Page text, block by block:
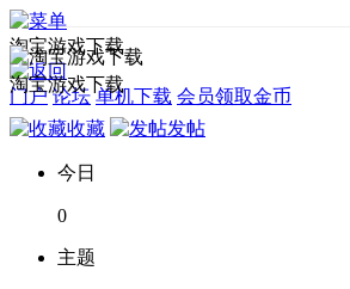
淘宝游戏下载
门户 论坛 单机下载 会员领取金币
淘宝游戏下载
收藏 发帖
今日
0
主题